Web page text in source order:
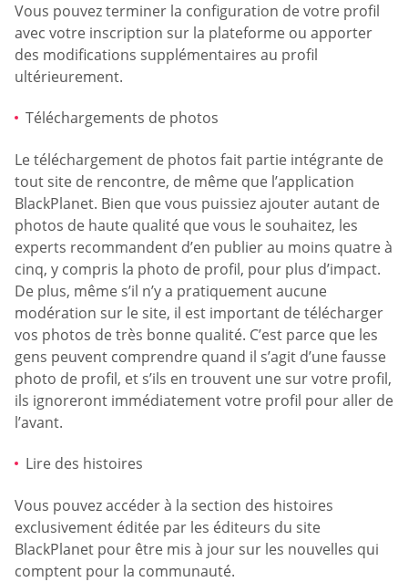
Vous pouvez terminer la configuration de votre profil
avec votre inscription sur la plateforme ou apporter
des modifications supplémentaires au profil
ultérieurement.
Téléchargements de photos
Le téléchargement de photos fait partie intégrante de
tout site de rencontre, de même que l’application
BlackPlanet. Bien que vous puissiez ajouter autant de
photos de haute qualité que vous le souhaitez, les
experts recommandent d’en publier au moins quatre à
cinq, y compris la photo de profil, pour plus d’impact.
De plus, même s’il n’y a pratiquement aucune
modération sur le site, il est important de télécharger
vos photos de très bonne qualité. C’est parce que les
gens peuvent comprendre quand il s’agit d’une fausse
photo de profil, et s’ils en trouvent une sur votre profil,
ils ignoreront immédiatement votre profil pour aller de
l’avant.
Lire des histoires
Vous pouvez accéder à la section des histoires
exclusivement éditée par les éditeurs du site
BlackPlanet pour être mis à jour sur les nouvelles qui
comptent pour la communauté.